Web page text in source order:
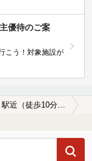
優待のご案
こう！対象施設が
駅近（徒歩10分以内）の利根郡片品村の温泉、日帰り温泉、スーパー銭湯おすすめ